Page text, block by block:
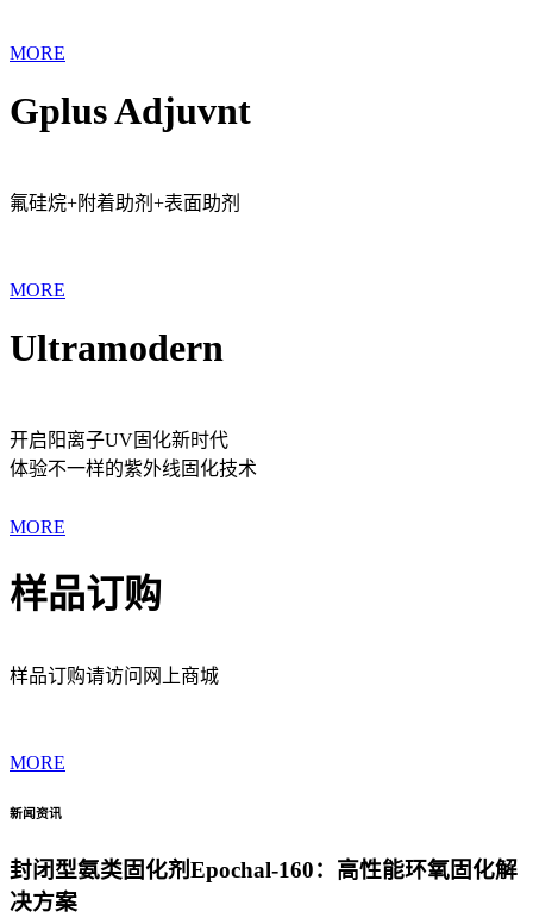
MORE
Gplus Adjuvnt
氟硅烷+附着助剂+表面助剂
MORE
Ultramodern
开启阳离子UV固化新时代
体验不一样的紫外线固化技术
MORE
样品订购
样品订购请访问网上商城
MORE
新闻资讯
封闭型氨类固化剂Epochal-160：高性能环氧固化解
决方案